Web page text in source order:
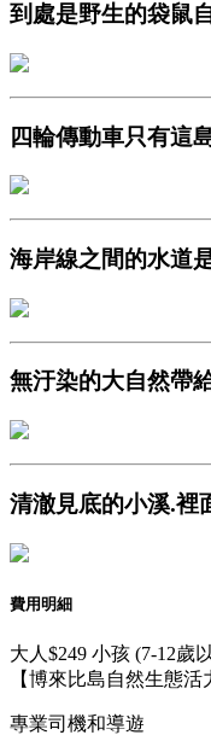
到處是野生的袋鼠
四輪傳動車只有這
海岸線之間的水道
無汙染的大自然帶
清澈見底的小溪.裡
費用明細
大人 $249 小孩 (7-12歲
【博來比島自然生態活
專業司機和導遊